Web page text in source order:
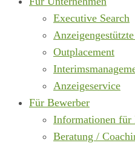
Executive Search
Outplacement
Anzeigeservice
Für Bewerber
Informationen für
Beratung /